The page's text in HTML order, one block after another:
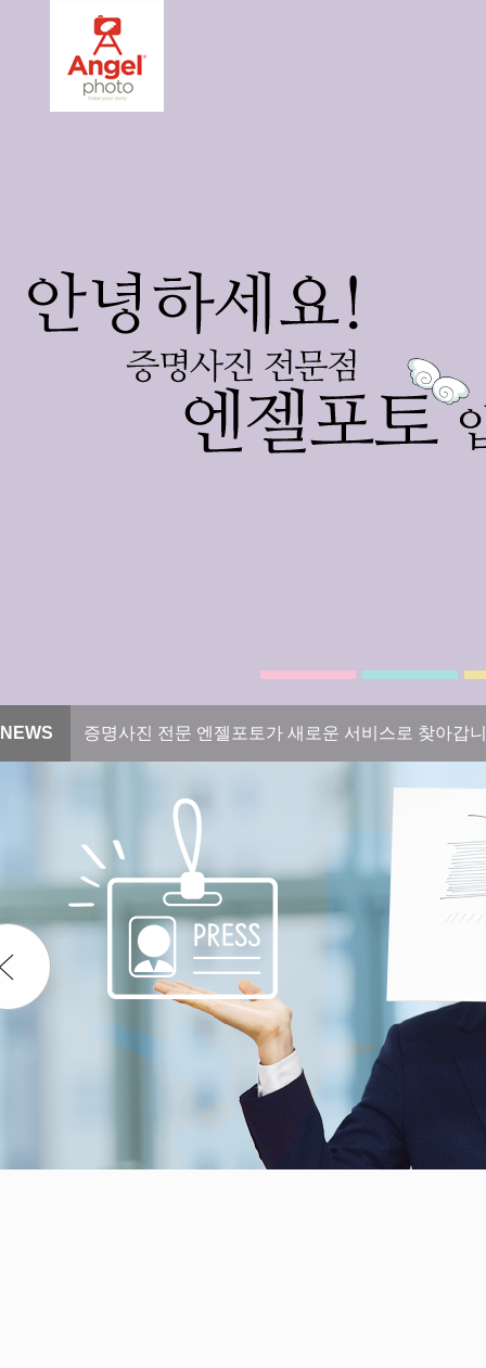
NEWS 증명사진 전문 엔젤포토가 새로운 서비스로 찾아갑